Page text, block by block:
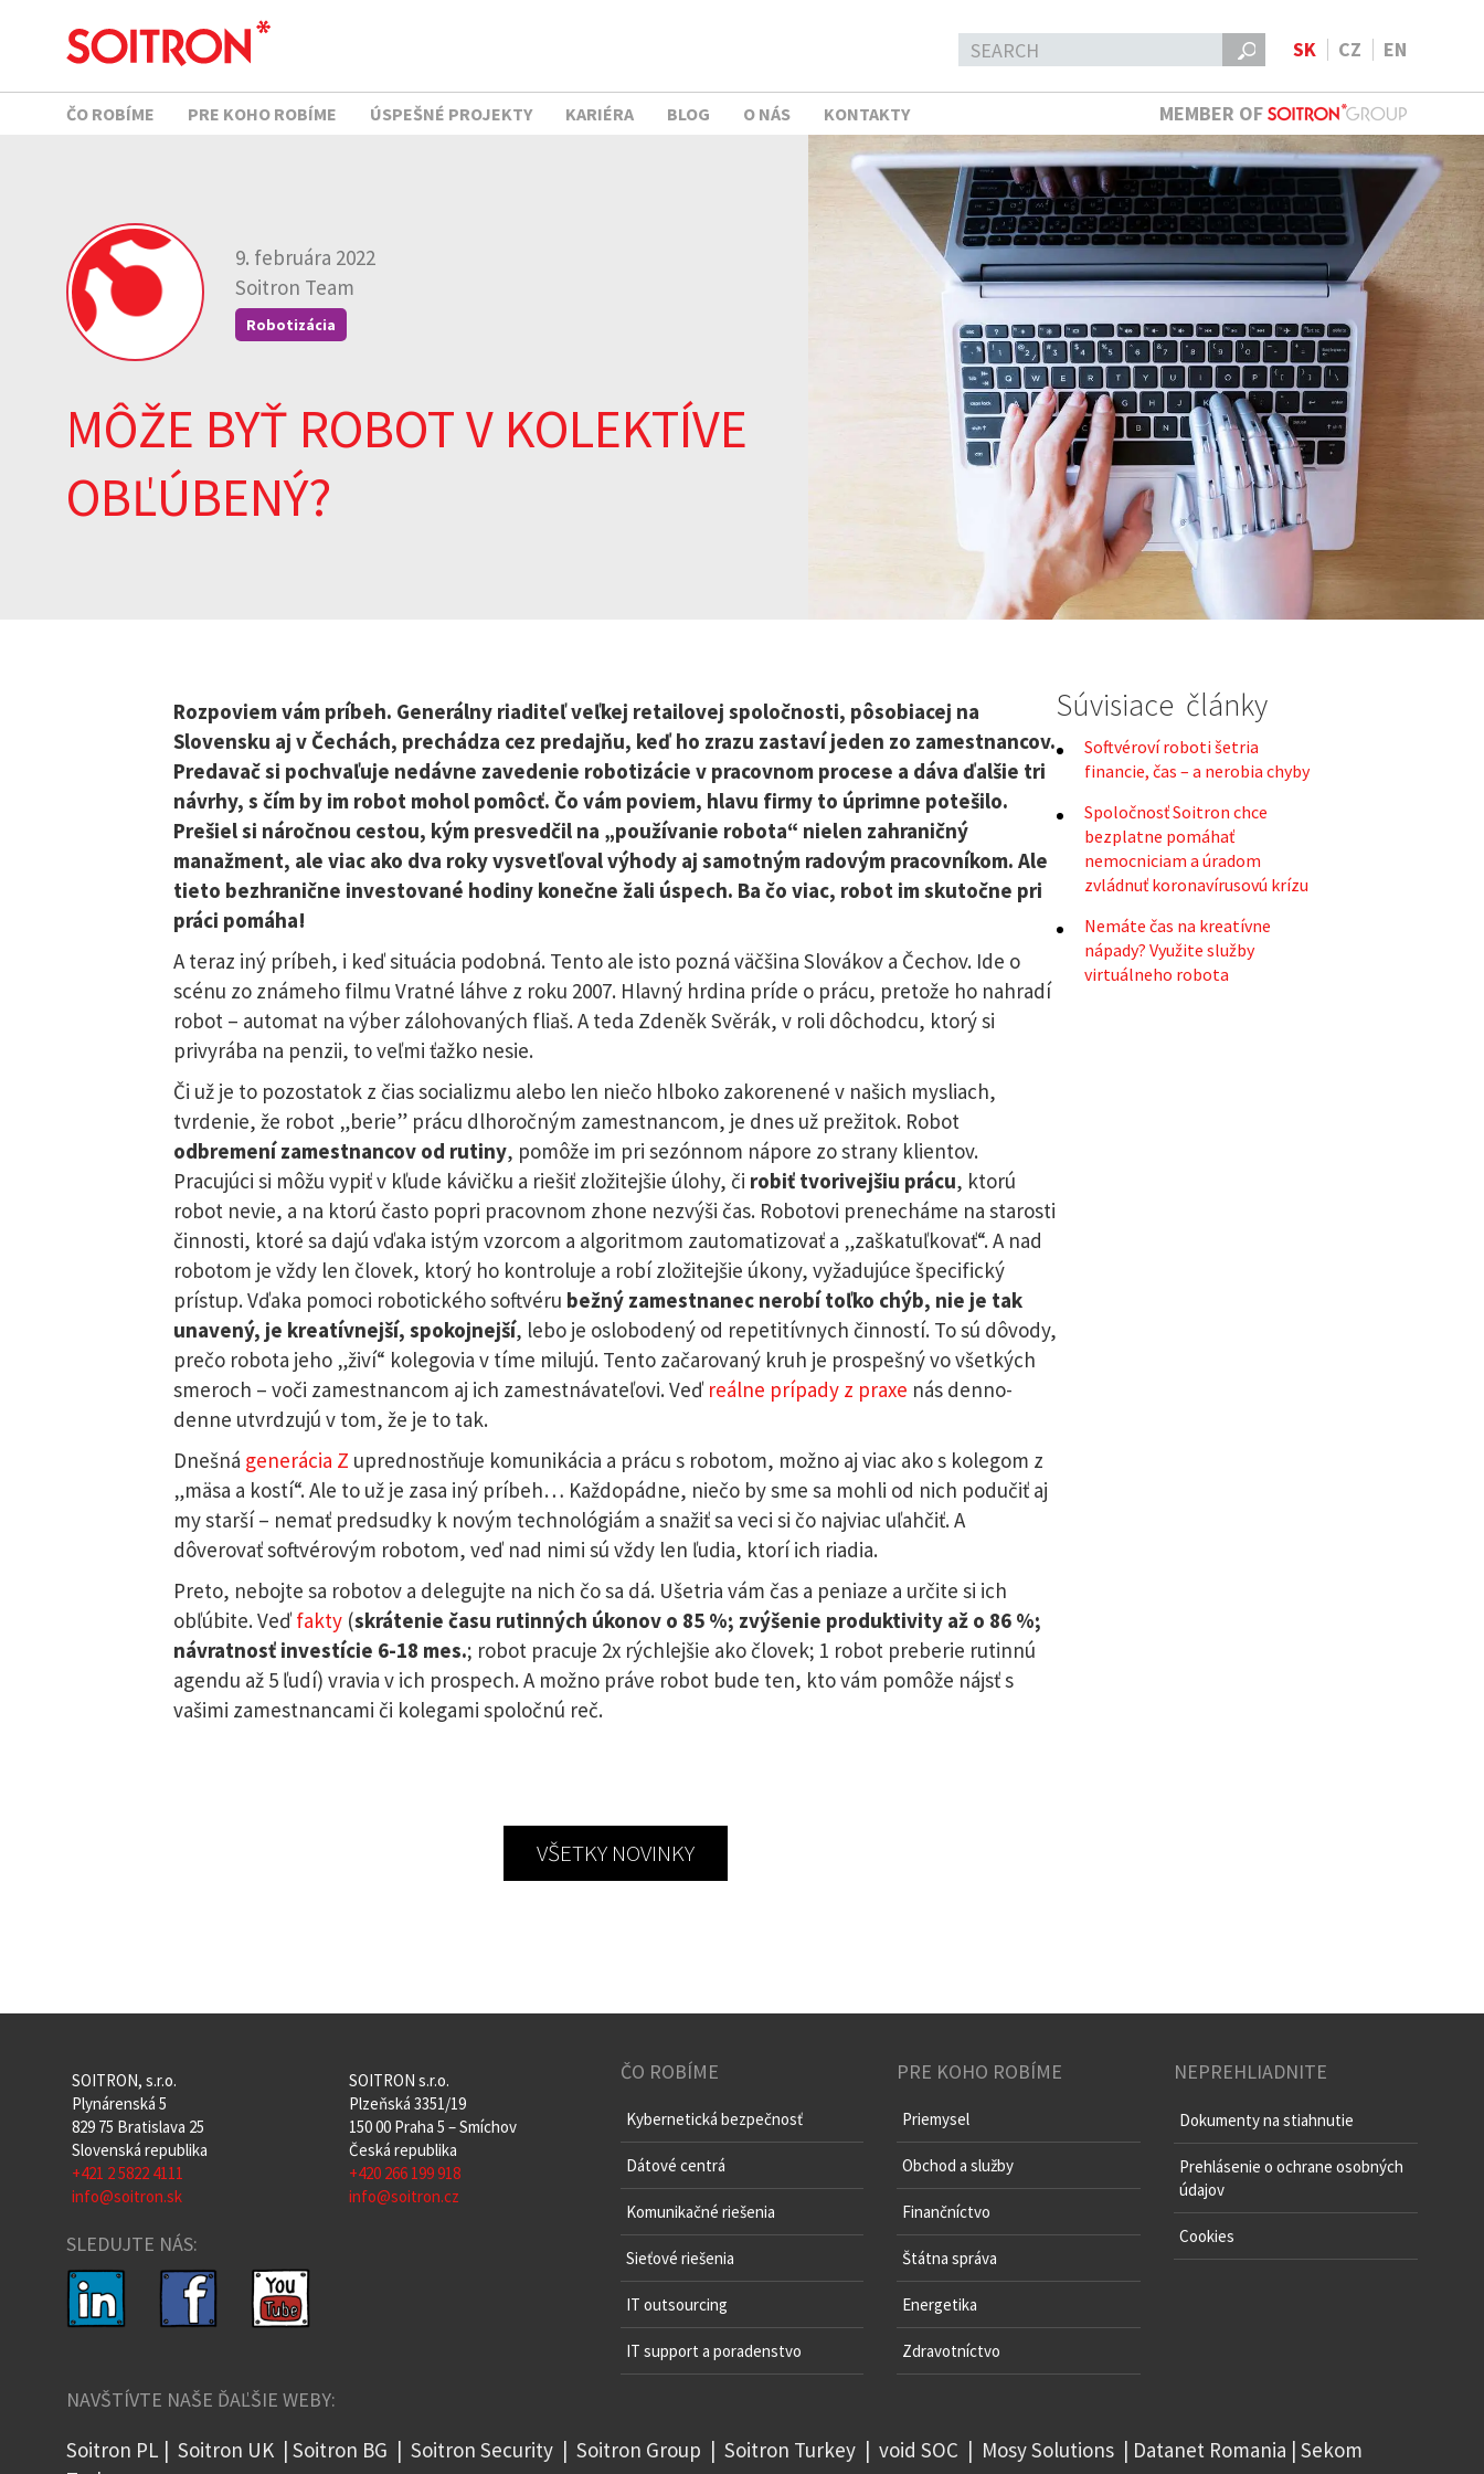
SK CZ EN
ČO ROBÍME PRE KOHO ROBÍME ÚSPEŠNÉ PROJEKTY KARIÉRA BLOG O NÁS KONTAKTY MEMBER OF
9. februára 2022
Soitron Team
Robotizácia
MÔŽE BYŤ ROBOT V KOLEKTÍVE
OBĽÚBENÝ?
Rozpoviem vám príbeh. Generálny riaditeľ veľkej retailovej spoločnosti, pôsobiacej na
Slovensku aj v Čechách, prechádza cez predajňu, keď ho zrazu zastaví jeden zo zamestnancov.
Predavač si pochvaľuje nedávne zavedenie robotizácie v pracovnom procese a dáva ďalšie tri
návrhy, s čím by im robot mohol pomôcť. Čo vám poviem, hlavu firmy to úprimne potešilo.
Prešiel si náročnou cestou, kým presvedčil na „používanie robota“ nielen zahraničný
manažment, ale viac ako dva roky vysvetľoval výhody aj samotným radovým pracovníkom. Ale
tieto bezhranične investované hodiny konečne žali úspech. Ba čo viac, robot im skutočne pri
práci pomáha!
A teraz iný príbeh, i keď situácia podobná. Tento ale isto pozná väčšina Slovákov a Čechov. Ide o
scénu zo známeho filmu Vratné láhve z roku 2007. Hlavný hrdina príde o prácu, pretože ho nahradí
robot – automat na výber zálohovaných fliaš. A teda Zdeněk Svěrák, v roli dôchodcu, ktorý si
privyrába na penzii, to veľmi ťažko nesie.
Či už je to pozostatok z čias socializmu alebo len niečo hlboko zakorenené v našich mysliach,
tvrdenie, že robot „berie” prácu dlhoročným zamestnancom, je dnes už prežitok. Robot
odbremení zamestnancov od rutiny, pomôže im pri sezónnom nápore zo strany klientov.
Pracujúci si môžu vypiť v kľude kávičku a riešiť zložitejšie úlohy, či robiť tvorivejšiu prácu, ktorú
robot nevie, a na ktorú často popri pracovnom zhone nezvýši čas. Robotovi prenecháme na starosti
činnosti, ktoré sa dajú vďaka istým vzorcom a algoritmom zautomatizovať a „zaškatuľkovať“. A nad
robotom je vždy len človek, ktorý ho kontroluje a robí zložitejšie úkony, vyžadujúce špecifický
prístup. Vďaka pomoci robotického softvéru bežný zamestnanec nerobí toľko chýb, nie je tak
unavený, je kreatívnejší, spokojnejší, lebo je oslobodený od repetitívnych činností. To sú dôvody,
prečo robota jeho „živí“ kolegovia v tíme milujú. Tento začarovaný kruh je prospešný vo všetkých
smeroch – voči zamestnancom aj ich zamestnávateľovi. Veď reálne prípady z praxe nás denno-
denne utvrdzujú v tom, že je to tak.
Dnešná generácia Z uprednostňuje komunikácia a prácu s robotom, možno aj viac ako s kolegom z
„mäsa a kostí“. Ale to už je zasa iný príbeh… Každopádne, niečo by sme sa mohli od nich podučiť aj
my starší – nemať predsudky k novým technológiám a snažiť sa veci si čo najviac uľahčiť. A
dôverovať softvérovým robotom, veď nad nimi sú vždy len ľudia, ktorí ich riadia.
Preto, nebojte sa robotov a delegujte na nich čo sa dá. Ušetria vám čas a peniaze a určite si ich
obľúbite. Veď fakty (skrátenie času rutinných úkonov o 85 %; zvýšenie produktivity až o 86 %;
návratnosť investície 6-18 mes.; robot pracuje 2x rýchlejšie ako človek; 1 robot preberie rutinnú
agendu až 5 ľudí) vravia v ich prospech. A možno práve robot bude ten, kto vám pomôže nájsť s
vašimi zamestnancami či kolegami spoločnú reč.
VŠETKY NOVINKY
Súvisiace články
Softvéroví roboti šetria
financie, čas – a nerobia chyby
Spoločnosť Soitron chce
bezplatne pomáhať
nemocniciam a úradom
zvládnuť koronavírusovú krízu
Nemáte čas na kreatívne
nápady? Využite služby
virtuálneho robota
SOITRON, s.r.o.
Plynárenská 5
829 75 Bratislava 25
Slovenská republika
+421 2 5822 4111
info@soitron.sk
SOITRON s.r.o.
Plzeňská 3351/19
150 00 Praha 5 – Smíchov
Česká republika
+420 266 199 918
info@soitron.cz
SLEDUJTE NÁS:
ČO ROBÍME
Kybernetická bezpečnosť
Dátové centrá
Komunikačné riešenia
Sieťové riešenia
IT outsourcing
IT support a poradenstvo
PRE KOHO ROBÍME
Priemysel
Obchod a služby
Finančníctvo
Štátna správa
Energetika
Zdravotníctvo
NEPREHLIADNITE
Dokumenty na stiahnutie
Prehlásenie o ochrane osobných
údajov
Cookies
NAVŠTÍVTE NAŠE ĎAĽŠIE WEBY:
Soitron PL | Soitron UK | Soitron BG | Soitron Security | Soitron Group | Soitron Turkey | void SOC | Mosy Solutions | Datanet Romania | Sekom